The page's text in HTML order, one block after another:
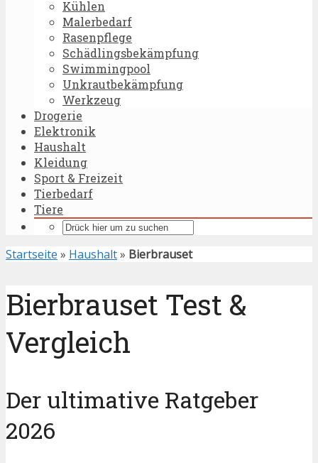
Kühlen
Malerbedarf
Rasenpflege
Schädlingsbekämpfung
Swimmingpool
Unkrautbekämpfung
Werkzeug
Drogerie
Elektronik
Haushalt
Kleidung
Sport & Freizeit
Tierbedarf
Tiere
Startseite » Haushalt» Bierbrauset
Bierbrauset Test &
Vergleich
Der ultimative Ratgeber
2026